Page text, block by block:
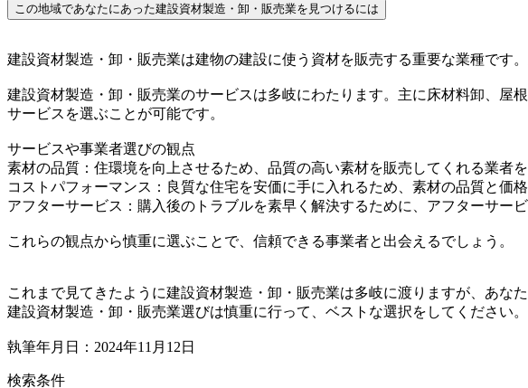
この地域であなたにあった建設資材製造・卸・販売業を見つけるには
建設資材製造・卸・販売業は建物の建設に使う資材を販売する重要な業種です
建設資材製造・卸・販売業のサービスは多岐にわたります。主に床材料卸、屋
サービスを選ぶことが可能です。
サービスや事業者選びの観点
素材の品質：住環境を向上させるため、品質の高い素材を販売してくれる業者
コストパフォーマンス：良質な住宅を安価に手に入れるため、素材の品質と価
アフターサービス：購入後のトラブルを素早く解決するために、アフターサー
これらの観点から慎重に選ぶことで、信頼できる事業者と出会えるでしょう。
これまで見てきたように建設資材製造・卸・販売業は多岐に渡りますが、あな
建設資材製造・卸・販売業選びは慎重に行って、ベストな選択をしてください。
執筆年月日：2024年11月12日
検索条件